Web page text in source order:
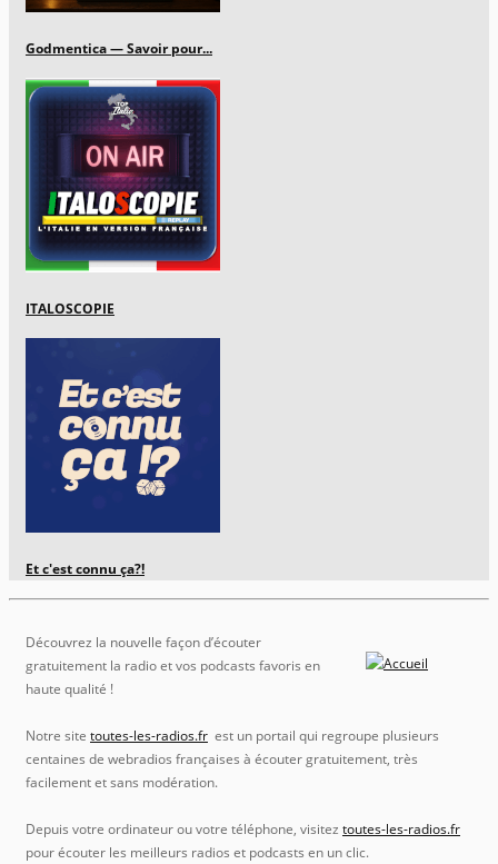
Godmentica — Savoir pour...
ITALOSCOPIE
Et c'est connu ça?!
Découvrez la nouvelle façon d’écouter
gratuitement la radio et vos podcasts favoris en
haute qualité !
Notre site toutes-les-radios.fr est un portail qui regroupe plusieurs
centaines de webradios françaises à écouter gratuitement, très
facilement et sans modération.
Depuis votre ordinateur ou votre téléphone, visitez toutes-les-radios.fr
pour écouter les meilleurs radios et podcasts en un clic.